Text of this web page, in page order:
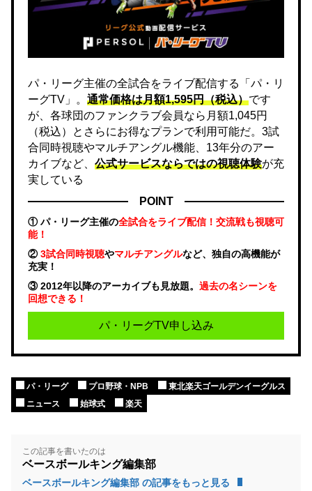
パ・リーグ主催の全試合をライブ配信する「パ・リ
ーグTV」。 通常価格は月額1,595円（税込）です
が、各球団のファンクラブ会員なら月額1,045円
（税込）とさらにお得なプランで利用可能だ。3試
合同時視聴やマルチアングル機能、13年分のアー
カイブなど、 公式サービスならではの視聴体験が充
実している
POINT
① パ・リーグ主催の全試合をライブ配信！交流戦も視聴可
能！
②3試合同時視聴やマルチアングルなど、独自の高機能が
充実！
③ 2012年以降のアーカイブも見放題。 過去の名シーンを
回想できる！
パ・リーグTV申し込み
パ・リーグ プロ野球・NPB
東北楽天ゴールデンイーグルス
ニュース
始球式 楽天
この記事を書いたのは
ベースボールキング編集部
ベースボールキング編集部 の記事をもっと見る